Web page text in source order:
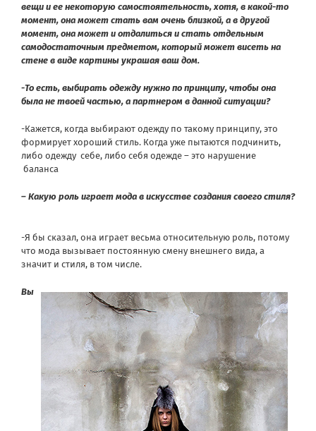
вещи и ее некоторую самостоятельность, хотя, в какой-то
момент, она может стать вам очень близкой, а в другой
момент, она может и отдалиться и стать отдельным
самодостаточным предметом, который может висеть на
стене в виде картины украшая ваш дом.
-То есть, выбирать одежду нужно по принципу, чтобы она
была не твоей частью, а партнером в данной ситуации?
-Кажется, когда выбирают одежду по такому принципу, это
формирует хороший стиль. Когда уже пытаются подчинить,
либо одежду себе, либо себя одежде – это нарушение
баланса
– Какую роль играет мода в искусстве создания своего стиля?
-Я бы сказал, она играет весьма относительную роль, потому
что мода вызывает постоянную смену внешнего вида, а
значит и стиля, в том числе.
Вы